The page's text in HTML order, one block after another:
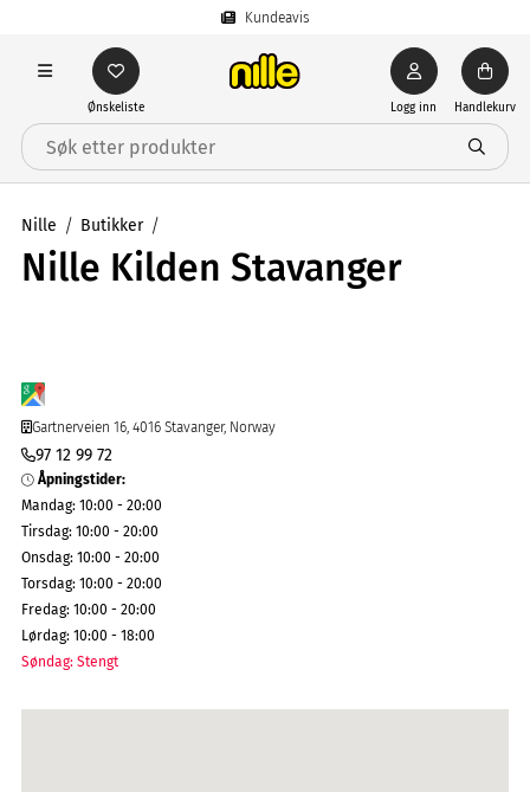
Kundeavis
Ønskeliste Logg inn Handlekurv
Nille Butikker
Nille Kilden Stavanger
Gartnerveien 16, 4016 Stavanger, Norway
97 12 99 72
Åpningstider:
Mandag: 10:00 - 20:00
Tirsdag: 10:00 - 20:00
Onsdag: 10:00 - 20:00
Torsdag: 10:00 - 20:00
Fredag: 10:00 - 20:00
Lørdag: 10:00 - 18:00
Søndag: Stengt